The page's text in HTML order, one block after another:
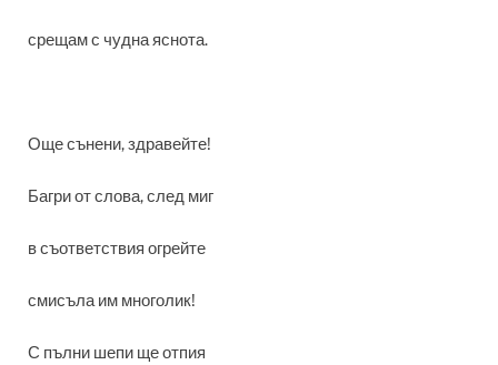
срещам с чудна яснота.
Още сънени, здравейте!
Багри от слова, след миг
в съответствия огрейте
смисъла им многолик!
С пълни шепи ще отпия